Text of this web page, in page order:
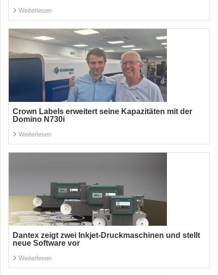
Weiterlesen
Crown Labels erweitert seine Kapazitäten mit der
Domino N730i
Weiterlesen
Dantex zeigt zwei Inkjet-Druckmaschinen und stellt
neue Software vor
Weiterlesen